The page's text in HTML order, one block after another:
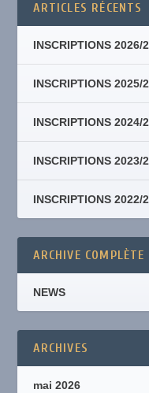
ARTICLES RÉCENTS
INSCRIPTIONS 2026/
INSCRIPTIONS 2025/
INSCRIPTIONS 2024/
INSCRIPTIONS 2023/
INSCRIPTIONS 2022/
ARCHIVE COMPLÈTE
NEWS
ARCHIVES
mai 2026